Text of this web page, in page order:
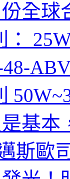
全球
是基本
斯歐